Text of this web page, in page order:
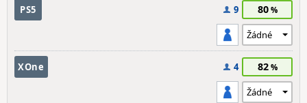
PS5 9 80
XOne 4 82